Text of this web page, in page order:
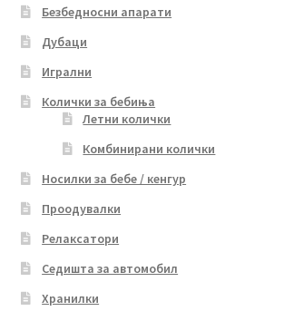
Безбедносни апарати
Дубаци
Игрални
Колички за бебиња
Летни колички
Комбинирани колички
Носилки за бебе / кенгур
Проодувалки
Релаксатори
Седишта за автомобил
Хранилки